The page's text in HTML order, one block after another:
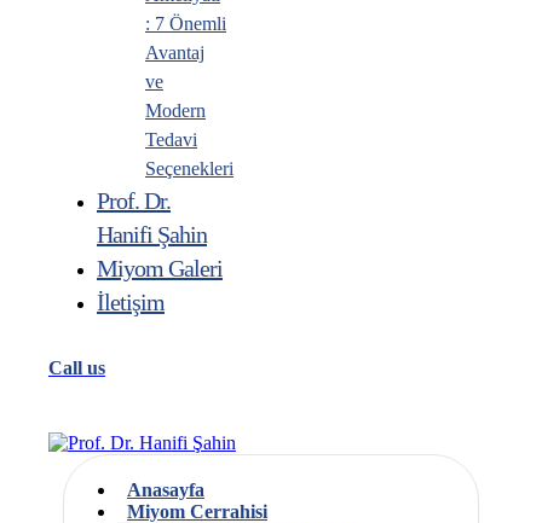
: 7 Önemli
Avantaj
ve
Modern
Tedavi
Seçenekleri
Prof. Dr.
Hanifi Şahin
Miyom Galeri
İletişim
Call us
Anasayfa
Miyom Cerrahisi